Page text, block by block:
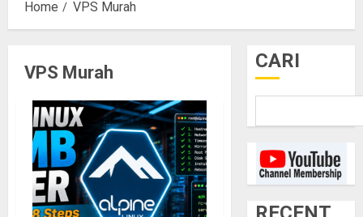
Home VPS Murah
VPS Murah
CARI